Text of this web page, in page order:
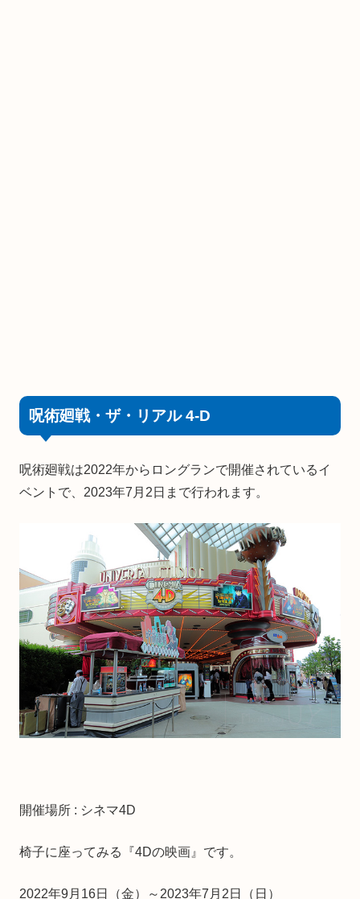
呪術廻戦・ザ・リアル 4-D
呪術廻戦は2022年からロングランで開催されているイ
ベントで、2023年7月2日まで行われます。
開催場所 : シネマ4D
椅子に座ってみる『4Dの映画』です。
2022年9月16日（金）～2023年7月2日（日）